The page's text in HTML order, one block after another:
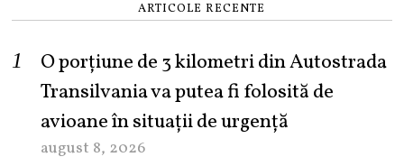
ARTICOLE RECENTE
O porțiune de 3 kilometri din Autostrada
Transilvania va putea fi folosită de
avioane în situații de urgență
august 8, 2026